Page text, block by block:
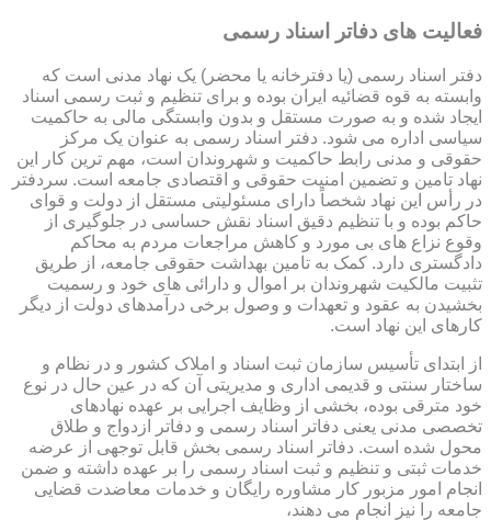
فعالیت های دفاتر اسناد رسمی
دفتر اسناد رسمی (یا دفترخانه یا محضر) یک نهاد مدنی است که
وابسته به قوه قضائیه ایران بوده و برای تنظیم و ثبت رسمی اسناد
ایجاد شده و به صورت مستقل و بدون وابستگی مالی به حاکمیت
سیاسی اداره می شود. دفتر اسناد رسمی به عنوان یک مرکز
حقوقی و مدنی رابط حاکمیت و شهروندان است، مهم ترین کار این
نهاد تامین و تضمین امنیت حقوقی و اقتصادی جامعه است. سردفتر
در رأس این نهاد شخصاً دارای مسئولیتی مستقل از دولت و قوای
حاکم بوده و با تنظیم دقیق اسناد نقش حساسی در جلوگیری از
وقوع نزاع های بی مورد و کاهش مراجعات مردم به محاکم
دادگستری دارد. کمک به تامین بهداشت حقوقی جامعه، از طریق
تثبیت مالکیت شهروندان بر اموال و دارائی های خود و رسمیت
بخشیدن به عقود و تعهدات و وصول برخی درآمدهای دولت از دیگر
کارهای این نهاد است.
از ابتدای تأسیس سازمان ثبت اسناد و املاک کشور و در نظام و
ساختار سنتی و قدیمی اداری و مدیریتی آن که در عین حال در نوع
خود مترقی بوده، بخشی از وظایف اجرایی بر عهده نهادهای
تخصصی مدنی یعنی دفاتر اسناد رسمی و دفاتر ازدواج و طلاق
محول شده است. دفاتر اسناد رسمی بخش قابل توجهی از عرضه
خدمات ثبتی و تنظیم و ثبت اسناد رسمی را بر عهده داشته و ضمن
انجام امور مزبور کار مشاوره رایگان و خدمات معاضدت قضایی
جامعه را نیز انجام می دهند،